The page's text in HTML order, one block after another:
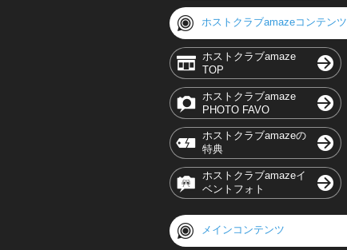
ホストクラブamazeコンテンツ
ホストクラブamaze
TOP
ホストクラブamaze
PHOTO FAVO
ホストクラブamazeの
特典
ホストクラブamazeイ
ベントフォト
メインコンテンツ